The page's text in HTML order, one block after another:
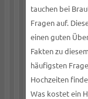
tauchen bei
Fragen auf.
einen guten
Fakten zu
häufigsten
Hochzeiten
Was kostet ein